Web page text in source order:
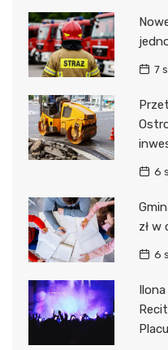
7
6
zł w
6